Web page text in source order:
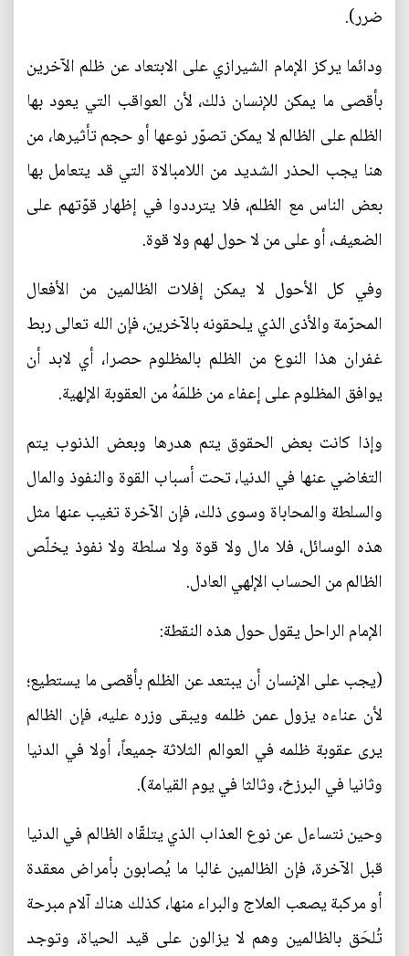
ضرر).
ودائما يركز الإمام الشيرازي على الابتعاد عن ظلم الآخرين
بأقصى ما يمكن للإنسان ذلك، لأن العواقب التي يعود بها
الظلم على الظالم لا يمكن تصوّر نوعها أو حجم تأثيرها، من
هنا يجب الحذر الشديد من اللامبالاة التي قد يتعامل بها
بعض الناس مع الظلم، فلا يترددوا في إظهار قوّتهم على
الضعيف، أو على من لا حول لهم ولا قوة.
وفي كل الأحول لا يمكن إفلات الظالمين من الأفعال
المحرّمة والأذى الذي يلحقونه بالآخرين، فإن الله تعالى ربط
غفران هذا النوع من الظلم بالمظلوم حصرا، أي لابد أن
يوافق المظلوم على إعفاء من ظلمَهُ من العقوبة الإلهية.
وإذا كانت بعض الحقوق يتم هدرها وبعض الذنوب يتم
التغاضي عنها في الدنيا، تحت أسباب القوة والنفوذ والمال
والسلطة والمحاباة وسوى ذلك، فإن الآخرة تغيب عنها مثل
هذه الوسائل، فلا مال ولا قوة ولا سلطة ولا نفوذ يخلّص
الظالم من الحساب الإلهي العادل.
الإمام الراحل يقول حول هذه النقطة:
(يجب على الإنسان أن يبتعد عن الظلم بأقصى ما يستطيع؛
لأن عناءه يزول عمن ظلمه ويبقى وزره عليه، فإن الظالم
يرى عقوبة ظلمه في العوالم الثلاثة جميعاً، أولا في الدنيا
وثانيا في البرزخ، وثالثا في يوم القيامة).
وحين نتساءل عن نوع العذاب الذي يتلقّاه الظالم في الدنيا
قبل الآخرة، فإن الظالمين غالبا ما يُصابون بأمراض معقدة
أو مركبة يصعب العلاج والبراء منها، كذلك هناك آلام مبرحة
تُلحَق بالظالمين وهم لا يزالون على قيد الحياة، وتوجد